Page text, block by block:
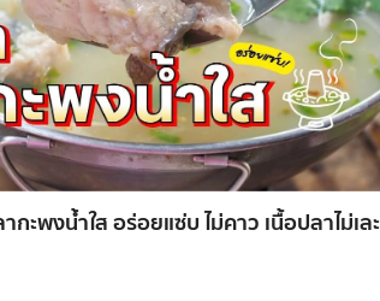
ะพงน้ำใส อร่อยแซ่บ ไม่คาว เนื้อปลาไม่เละ